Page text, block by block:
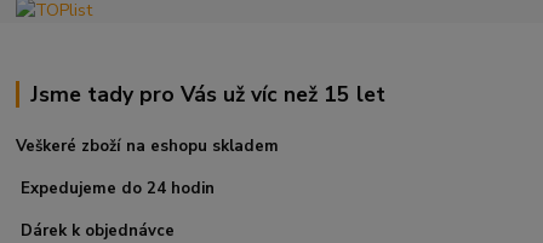
Jsme tady pro Vás už víc než 15 let
Veškeré zboží na eshopu skladem
Expedujeme do 24 hodin
Dárek k objednávce